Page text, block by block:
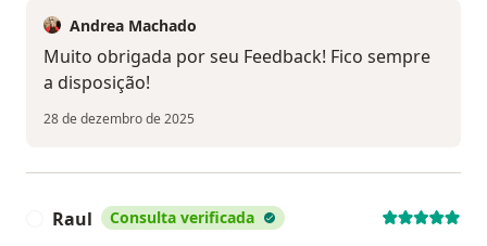
Andrea Machado
Muito obrigada por seu Feedback! Fico sempre
a disposição!
28 de dezembro de 2025
Raul Consulta verificada